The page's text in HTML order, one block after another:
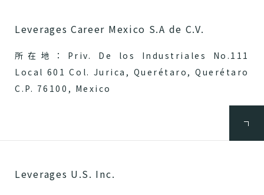
Leverages Career Mexico S.A de C.V.
所在地：Priv. De los Industriales No.111
Local 601 Col. Jurica, Querétaro, Querétaro
C.P. 76100, Mexico
Leverages U.S. Inc.